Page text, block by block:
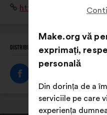
manuels en intervenant
Sitehttps://
DISTRIBUIȚI ACEST PROFIL
Make.org vă
exprimați,
personală
Din dorința de a
serviciile pe care
experiența